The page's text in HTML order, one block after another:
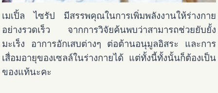
เมเปิ้ล ไซรัป มีสรรพคุณในการเพิ่มพลังงานให้ร่างกาย
อย่างรวดเร็ว จากการวิจัยค้นพบว่าสามารถช่วยยับยั้ง
มะเร็ง อาการอักเสบต่างๆ ต่อต้านอนุมูลอิสระ และการ
เสื่อมอายุของเซลล์ในร่างกายได้ แต่ทั้งนี้ทั้งนั้นก็ต้องเป็น
ของแท้นะคะ